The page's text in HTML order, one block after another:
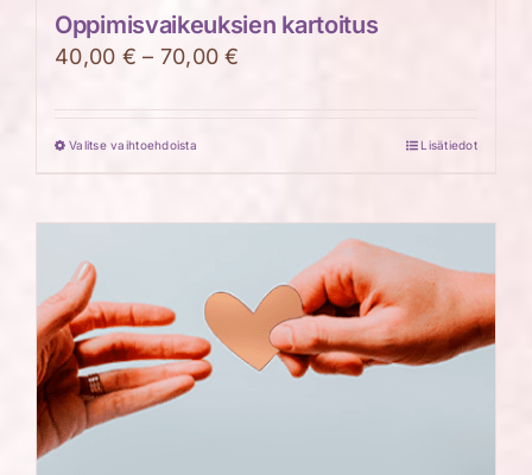
Oppimisvaikeuksien kartoitus
40,00 € – 70,00€
Valitse vaihtoehdoistaTällä
on
muunnelma.
Voit
tehdä
Lisätiedot